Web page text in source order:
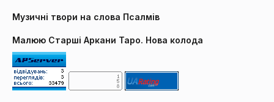
Музичні твори на слова Псалмів
Малюю Старші Аркани Таро. Нова колода